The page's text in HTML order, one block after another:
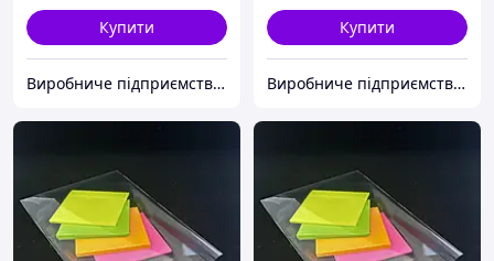
Купити
Виробниче підприємство "Аксіпласт"
Купити
Виробниче підприємство "Аксіпласт"